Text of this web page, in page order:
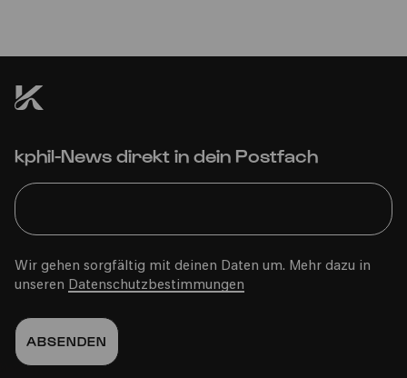
Bürgerhaus Kalk
PhilharmonieVeedel Pänz
14.06.2024
16:00
kphil-News direkt in dein Postfach
Wir gehen sorgfältig mit deinen Daten um. Mehr dazu in
unseren Datenschutzbestimmungen